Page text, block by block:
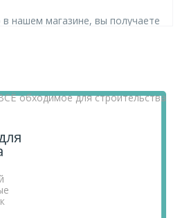
нашем магазине, вы получаете
цен и выбираем надежных
9 мм выдвижное лезвие,
двухкомпонентная
его в «Корзину» и
вы можете задать их по